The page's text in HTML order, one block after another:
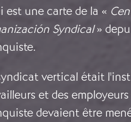
est une carte de la «
Syndical»
vertical était
et des
devaient être